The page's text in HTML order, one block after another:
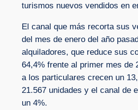
turismos nuevos vendidos en
El canal que más recorta sus
del mes de enero del año
alquiladores, que reduce sus
64,4% frente al primer mes de
a los particulares crecen un
21.567 unidades y el canal de
un 4%.